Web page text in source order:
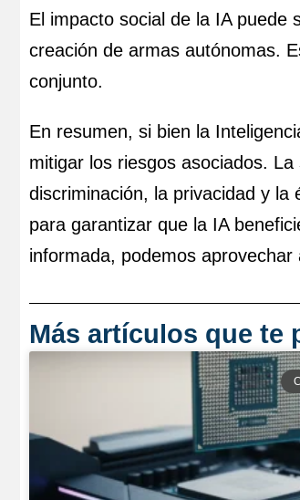
El impacto social de la IA puede
creación de armas autónomas.
conjunto.
En resumen, si bien la
mitigar los riesgos asociados.
discriminación, la privacidad y
para garantizar que la IA
informada, podemos
Más artículos que te